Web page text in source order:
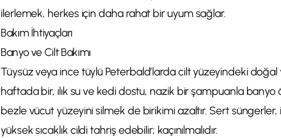
ilerlemek, herkes için daha rahat bir uyum sağlar.
Bakım İhtiyaçları
Banyo ve Cilt Bakımı
Tüysüz veya ince tüylü Peterbald’larda cilt yüzeyindeki
haftada bir, ılık su ve kedi dostu, nazik bir şampuanla
bezle vücut yüzeyini silmek de birikimi azaltır. Sert
yüksek sıcaklık cildi tahriş edebilir; kaçınılmalıdır.